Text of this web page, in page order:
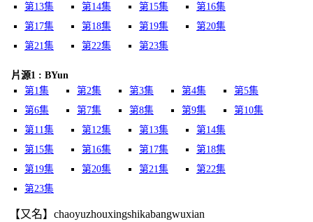
第13集
第14集 第15集
第16集
第17集
第18集 第19集
第20集
第21集
第22集 第23集
片源1 : BYun
第1集
第2集 第3集 第4集
第5集
第6集
第7集 第8集 第9集
第10集
第11集
第12集 第13集
第14集
第15集
第16集 第17集
第18集
第19集
第20集 第21集
第22集
第23集
【又名】chaoyuzhouxingshikabangwuxian